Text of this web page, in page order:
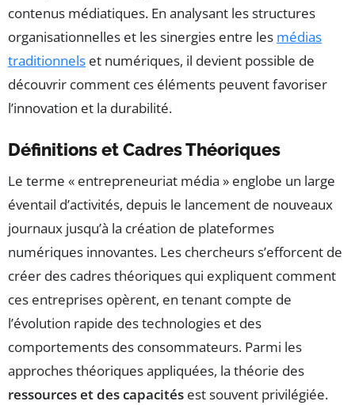
contenus médiatiques. En analysant les structures
organisationnelles et les sinergies entre les médias
traditionnels et numériques, il devient possible de
découvrir comment ces éléments peuvent favoriser
l’innovation et la durabilité.
Définitions et Cadres Théoriques
Le terme « entrepreneuriat média » englobe un large
éventail d’activités, depuis le lancement de nouveaux
journaux jusqu’à la création de plateformes
numériques innovantes. Les chercheurs s’efforcent de
créer des cadres théoriques qui expliquent comment
ces entreprises opèrent, en tenant compte de
l’évolution rapide des technologies et des
comportements des consommateurs. Parmi les
approches théoriques appliquées, la théorie des
ressources et des capacités est souvent privilégiée.